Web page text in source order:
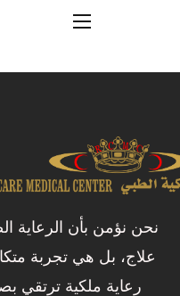
نحن نؤمن بأن الرعاية
علاج، بل هي تجربة
رعاية ملكية ترتقي